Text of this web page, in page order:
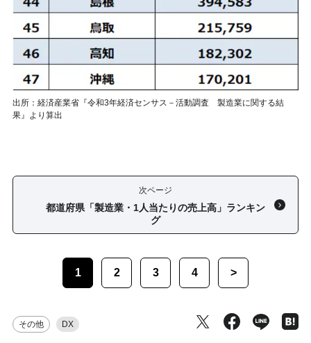
出所：経済産業省『令和3年経済センサス－活動調査 製造業に関する結
果』より算出
次ページ
都道府県「製造業・1人当たりの売上高」ランキン
グ
1 2 3 4 >
その他 DX